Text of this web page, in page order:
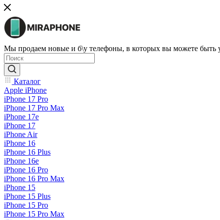
Мы продаем новые и б\у телефоны, в которых вы можете быть
Каталог
Apple iPhone
iPhone 17 Pro
iPhone 17 Pro Max
iPhone 17e
iPhone 17
iPhone Air
iPhone 16
iPhone 16 Plus
iPhone 16e
iPhone 16 Pro
iPhone 16 Pro Max
iPhone 15
iPhone 15 Plus
iPhone 15 Pro
iPhone 15 Pro Max